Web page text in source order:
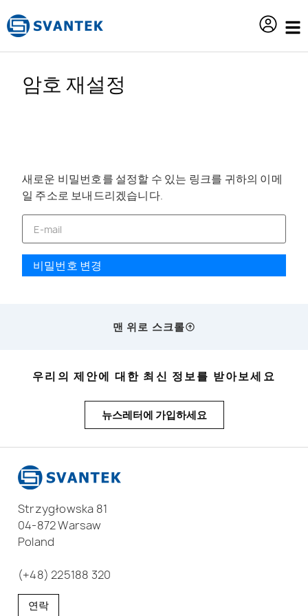
암호 재설정
새로운 비밀번호를 설정할 수 있는 링크를 귀하의 이메
일 주소로 보내드리겠습니다.
비밀번호 변경
맨 위로 스크롤
우리의 제안에 대한 최신 정보를 받아보세요
뉴스레터에 가입하세요
Strzygłowska 81
04-872 Warsaw
Poland
(+48) 225188 320
연락